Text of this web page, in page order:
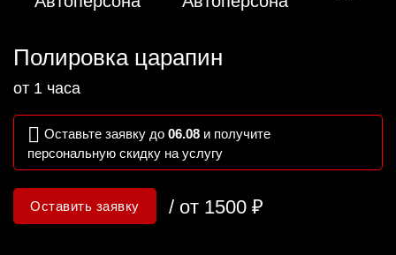
Полировка царапин
от 1 часа
Оставьте заявку до 06.08 и получите
персональную скидку на услугу
Оставить заявку / от 1500 ₽